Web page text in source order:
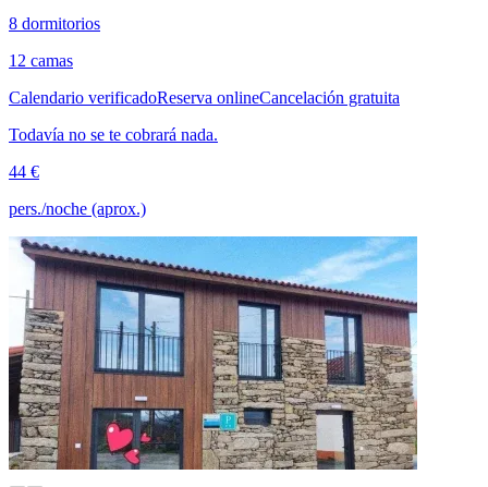
8 dormitorios
12 camas
Calendario verificadoReserva onlineCancelación gratuita
Todavía no se te cobrará nada.
44 €
pers./noche (aprox.)